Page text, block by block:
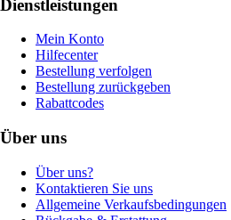
Dienstleistungen
Mein Konto
Hilfecenter
Bestellung verfolgen
Bestellung zurückgeben
Rabattcodes
Über uns
Über uns?
Kontaktieren Sie uns
Allgemeine Verkaufsbedingungen